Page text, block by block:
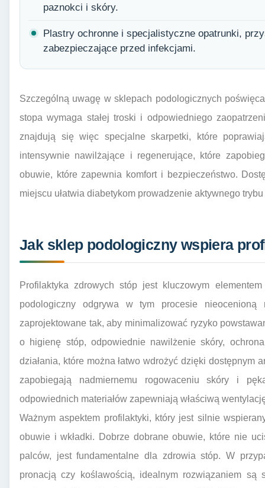
paznokci i skóry.
Plastry ochronne i specjalistyczne opatrunki,
zabezpieczające przed infekcjami.
Szczególną uwagę w sklepach podologicznych
stopa wymaga stałej troski i odpowiedniego
znajdują się więc specjalne skarpetki, które
intensywnie nawilżające i regenerujące, które
obuwie, które zapewnia komfort i bezpieczeństwo.
miejscu ułatwia diabetykom prowadzenie aktywnego
Jak sklep podologiczny wspiera
Profilaktyka zdrowych stóp jest kluczowym
podologiczny odgrywa w tym procesie
zaprojektowane tak, aby minimalizować ryzyko
o higienę stóp, odpowiednie nawilżenie skóry,
działania, które można łatwo wdrożyć dzięki dostępnym
zapobiegają nadmiernemu rogowaceniu skóry i
odpowiednich materiałów zapewniają właściwą
Ważnym aspektem profilaktyki, który jest silnie
obuwie i wkładki. Dobrze dobrane obuwie, które nie
palców, jest fundamentalne dla zdrowia stóp. W
pronacją czy koślawością, idealnym rozwiązaniem są